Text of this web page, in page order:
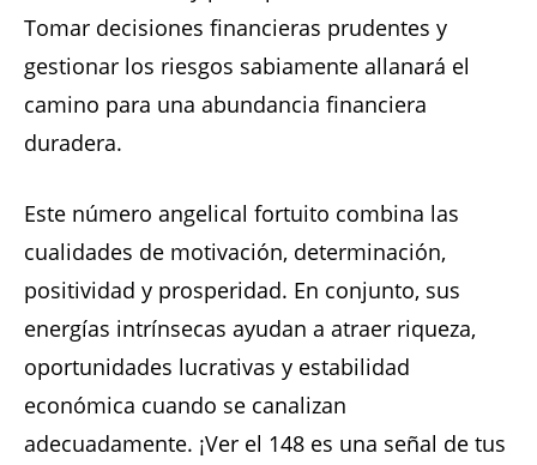
Tomar decisiones financieras prudentes y
gestionar los riesgos sabiamente allanará el
camino para una abundancia financiera
duradera.
Este número angelical fortuito combina las
cualidades de motivación, determinación,
positividad y prosperidad. En conjunto, sus
energías intrínsecas ayudan a atraer riqueza,
oportunidades lucrativas y estabilidad
económica cuando se canalizan
adecuadamente. ¡Ver el 148 es una señal de tus